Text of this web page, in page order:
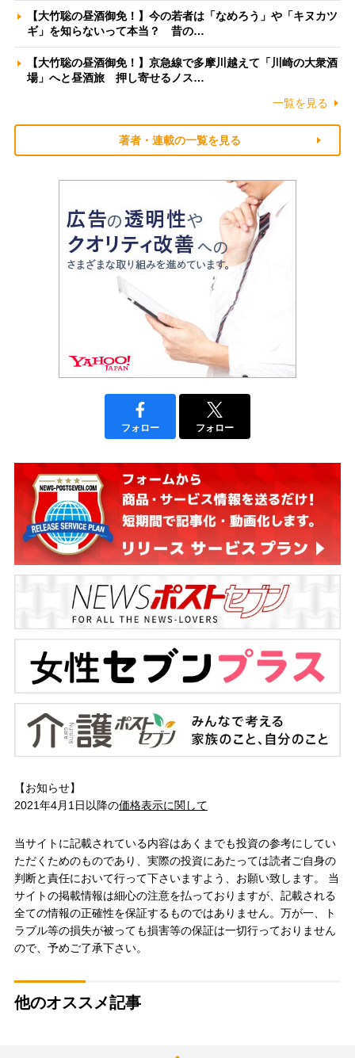
【大竹聡の昼酒御免！】今の若者は「なめろう」や「キヌカツ
ギ」を知らないって本当？ 昔の…
【大竹聡の昼酒御免！】京急線で多摩川越えて「川崎の大衆酒
場」へと昼酒旅 押し寄せるノス…
一覧を見る
著者・連載の一覧を見る
フォロー フォロー
【お知らせ】
2021年4月1日以降の価格表示に関して
当サイトに記載されている内容はあくまでも投資の参考にしてい
ただくためのものであり、実際の投資にあたっては読者ご自身の
判断と責任において行って下さいますよう、お願い致します。 当
サイトの掲載情報は細心の注意を払っておりますが、記載される
全ての情報の正確性を保証するものではありません。万が一、ト
ラブル等の損失が被っても損害等の保証は一切行っておりません
ので、予めご了承下さい。
他のオススメ記事